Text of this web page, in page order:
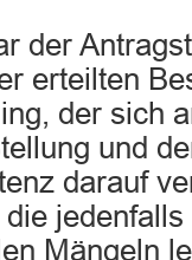
der
erteilten
der sich
und
darauf
Mängeln